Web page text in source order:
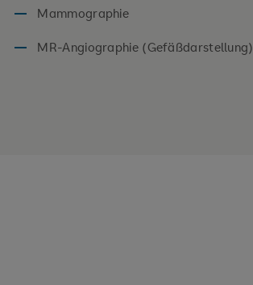
Mammographie
MR-Angiographie (Gefäßdarstellung)